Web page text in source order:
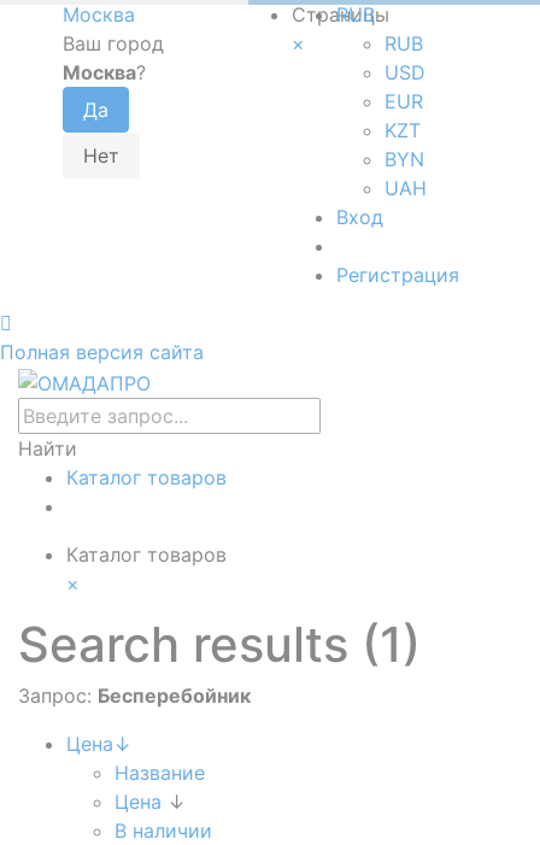
Москва
Ваш город
Москва?
Страницы
×
RUB
RUB
USD
EUR
KZT
BYN
UAH
Вход
Регистрация
Полная версия сайта
Найти
Каталог товаров
Каталог товаров
×
Search results (1)
Запрос: Бесперебойник
Цена↓
Название
Цена ↓
В наличии